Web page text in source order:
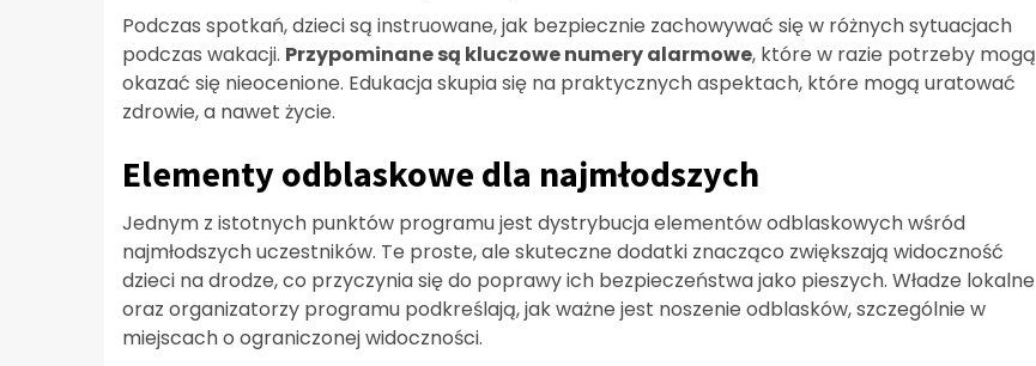
Podczas spotkań, dzieci są instruowane, jak bezpiecznie zachowywać się w różnych sytuacjach
podczas wakacji. Przypominane są kluczowe numery alarmowe, które w razie potrzeby mogą
okazać się nieocenione. Edukacja skupia się na praktycznych aspektach, które mogą uratować
zdrowie, a nawet życie.
Elementy odblaskowe dla najmłodszych
Jednym z istotnych punktów programu jest dystrybucja elementów odblaskowych wśród
najmłodszych uczestników. Te proste, ale skuteczne dodatki znacząco zwiększają widoczność
dzieci na drodze, co przyczynia się do poprawy ich bezpieczeństwa jako pieszych. Władze lokalne
oraz organizatorzy programu podkreślają, jak ważne jest noszenie odblasków, szczególnie w
miejscach o ograniczonej widoczności.